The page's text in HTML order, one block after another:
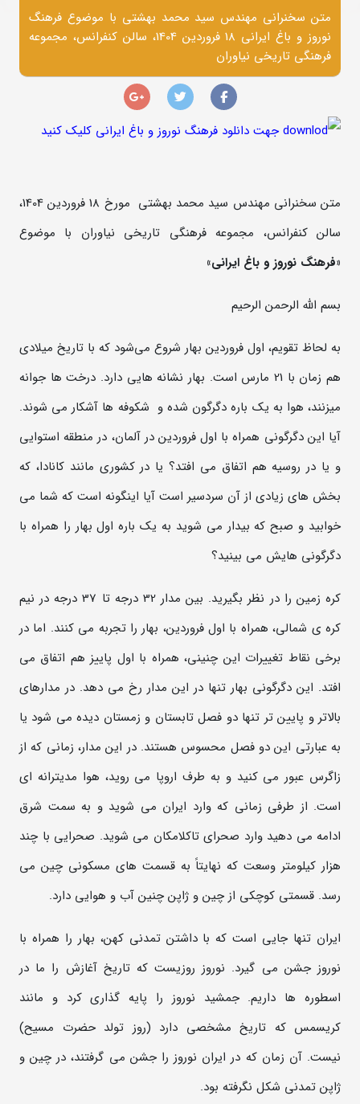
متن سخنرانی مهندس سید محمد بهشتی با موضوع فرهنگ
نوروز و باغ ایرانی 18 فروردین 1404، سالن کنفرانس، مجموعه
فرهنگی تاریخی نیاوران
جهت دانلود فرهنگ نوروز و باغ ایرانی کلیک کنید
متن سخنرانی مهندس سید محمد بهشتی مورخ 18 فروردین 1404،
سالن کنفرانس، مجموعه فرهنگی تاریخی نیاوران با موضوع
«فرهنگ نوروز و باغ ایرانی»
بسم الله الرحمن الرحیم
به لحاظ تقویم، اول فروردین بهار شروع می‌شود که با تاریخ ميلادی
هم زمان با 21 مارس است. بهار نشانه هایی دارد. درخت ها جوانه
میزنند، هوا به یک باره دگرگون شده و شکوفه ها آشکار می شوند.
آیا این دگرگونی همراه با اول فروردین در آلمان، در منطقه استوایی
و یا در روسیه هم اتفاق می افتد؟ یا در کشوری مانند کانادا، که
بخش های زیادی از آن سردسیر است آیا اینگونه است که شما می
خوابید و صبح که بیدار می شوید به یک باره اول بهار را همراه با
دگرگونی هایش می بینید؟
کره زمین را در نظر بگیرید. بین مدار 32 درجه تا 37 درجه در نیم
کره ی شمالی، همراه با اول فروردین، بهار را تجربه می کنند. اما در
برخی نقاط تغییرات این چنینی، همراه با اول پاییز هم اتفاق می
افتد. این دگرگونی بهار تنها در این مدار رخ می دهد. در مدارهای
بالاتر و پایین تر تنها دو فصل تابستان و زمستان دیده می شود یا
به عبارتی این دو فصل محسوس هستند. در این مدار، زمانی که از
زاگرس عبور می کنید و به طرف اروپا می روید، هوا مدیترانه ای
است. از طرفی زمانی که وارد ایران می شوید و به سمت شرق
ادامه می دهید وارد صحرای تاکلامکان می شوید. صحرایی با چند
هزار کیلومتر وسعت که نهایتاً به قسمت های مسکونی چین می
رسد. قسمتی کوچکی از چین و ژاپن چنین آب و هوایی دارد.
ایران تنها جایی است که با داشتن تمدنی کهن، بهار را همراه با
نوروز جشن می گیرد. نوروز روزیست که تاریخ آغازش را ما در
اسطوره ها داریم. جمشید نوروز را پایه گذاری کرد و مانند
کریسمس که تاریخ مشخصی دارد (روز تولد حضرت مسیح)
نیست. آن زمان که در ایران نوروز را جشن می گرفتند، در چین و
ژاپن تمدنی شکل نگرفته بود.